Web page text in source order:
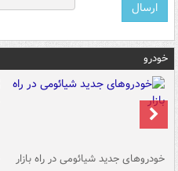
خودرو
خودروهای جدید شیائومی در راه بازار